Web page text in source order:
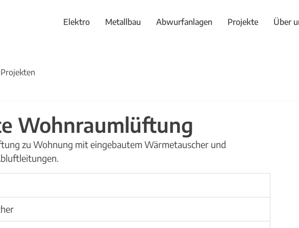
Elektro Metallbau Abwurfanlagen Projekte Über
Wohnraumlüftung
zu Wohnung mit eingebautem Wärmetauscher und